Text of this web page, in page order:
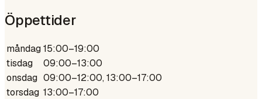
Öppettider
måndag15:00–19:00
tisdag
09:00–13:00
onsdag 09:00–12:00, 13:00–17:00
torsdag 13:00–17:00